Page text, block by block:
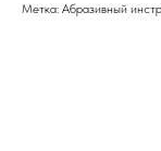
Метка: Абразивный